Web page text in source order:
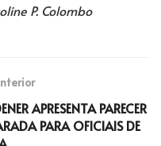
P. Colombo
APRESENTA PARECER
PARA OFICIAIS DE